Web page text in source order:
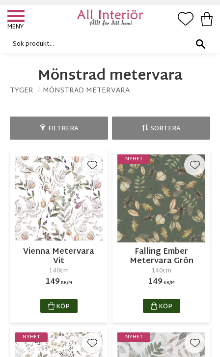
Meny
Mönstrad metervara
TYGER MÖNSTRAD METERVARA
FILTRERA SORTERA
Vienna Metervara
Vit
140cm
149 KR/M
Lägg till i favoriter
KÖP
Falling Ember
Metervara Grön
140cm
149 KR/M
NYHET
Lägg
KÖP
NYHET
Lägg till i favoriter
NYHET
Lägg